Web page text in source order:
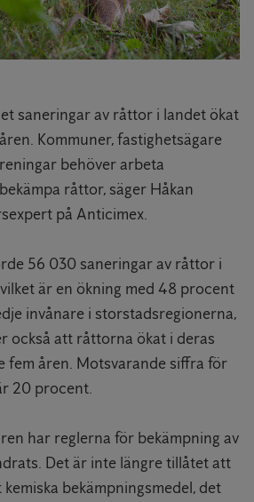
saneringar av råttor i landet ökat
Kommuner, fastighetsägare
behöver arbeta
råttor, säger Håkan
på Anticimex.
56 030 saneringar av råttor i
är en ökning med 48 procent
invånare i storstadsregionerna,
också att råttorna ökat i deras
fem åren. Motsvarande siffra för
20 procent.
har reglerna för bekämpning av
Det är inte längre tillåtet att
bekämpningsmedel, det